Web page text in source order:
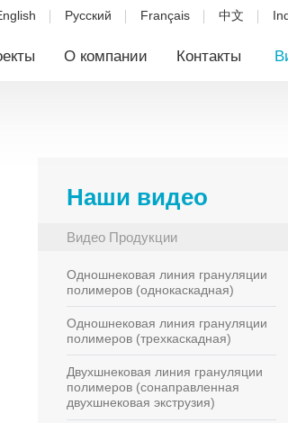
Русский Français 中文
О компании Контакты
Наши видео
Видео Продукции
Одношнековая линия грануляции
полимеров (однокаскадная)
Одношнековая линия грануляции
полимеров (трехкаскадная)
Двухшнековая линия грануляции
полимеров (сонаправленная
двухшнековая экструзия)